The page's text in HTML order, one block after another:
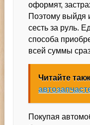
оформят,
Поэтому выйдя
сесть за руль.
способа
всей суммы
Читайте
Покупая